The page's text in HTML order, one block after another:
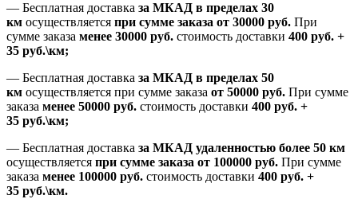
— Бесплатная доставка за МКАД в пределах 30
км осуществляется при сумме заказа от 30000 руб. При
сумме заказа менее 30000 руб. стоимость доставки 400 руб. +
35 руб.\км;
— Бесплатная доставка за МКАД в пределах 50
км осуществляется при сумме заказа от 50000 руб. При сумме
заказа менее 50000 руб. стоимость доставки 400 руб. +
35 руб.\км;
— Бесплатная доставка за МКАД удаленностью более 50 км
осуществляется при сумме заказа от 100000 руб. При сумме
заказа менее 100000 руб. стоимость доставки 400 руб. +
35 руб.\км.